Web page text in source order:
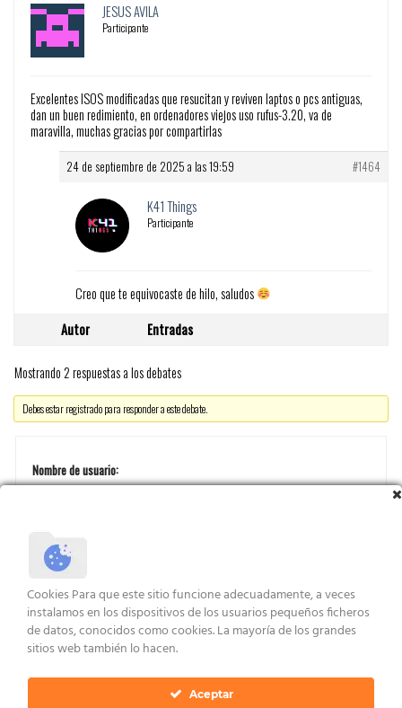
JESUS AVILA
Participante
Excelentes ISOS modificadas que resucitan y reviven laptos o pcs antiguas,
dan un buen redimiento, en ordenadores viejos uso rufus-3.20, va de
maravilla, muchas gracias por compartirlas
24 de septiembre de 2025 a las 19:59 #1464
K41 Things
Participante
Creo que te equivocaste de hilo, saludos
Autor
Entradas
Mostrando 2 respuestas a los debates
Debes estar registrado para responder a este debate.
Nombre de usuario:
Contraseña:
Recordar mi contraseña
Cookies Para que este sitio funcione adecuadamente, a veces
instalamos en los dispositivos de los usuarios pequeños ficheros
de datos, conocidos como cookies. La mayoría de los grandes
sitios web también lo hacen.
Aceptar